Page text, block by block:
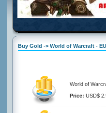
Buy Gold -> World of Warcraft -
World of
Price: USD$